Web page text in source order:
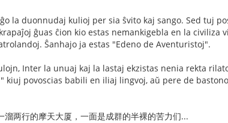
la duonnudaj kulioj per sia ŝvito kaj sango. Sed tuj
ĝuas ĉion kio estas nemankigebla en la civiliza
Ŝanhajo ja estas "Edeno de Aventuristoj".
Inter la unuaj kaj la lastaj ekzistas nenia rekta
povoscias babili en iliaj lingvoj, aŭ pere de
两行的摩天大厦，一面是成群的半裸的苦力们...